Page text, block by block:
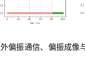
偏振通信、偏振成像